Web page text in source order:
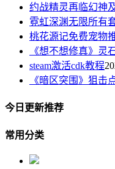
约战精灵再临幻神
霓虹深渊无限所有
桃花源记免费宠物
《想不想修真》灵
steam激活cdk教程
《暗区突围》狙击
今日更新推荐
常用分类